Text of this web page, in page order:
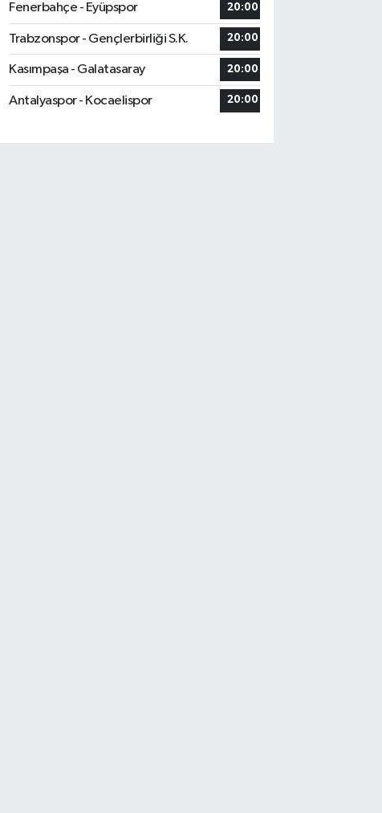
Fenerbahçe - Eyüpspor 20:00
Trabzonspor - Gençlerbirliği S.K. 20:00
Kasımpaşa - Galatasaray 20:00
Antalyaspor - Kocaelispor 20:00